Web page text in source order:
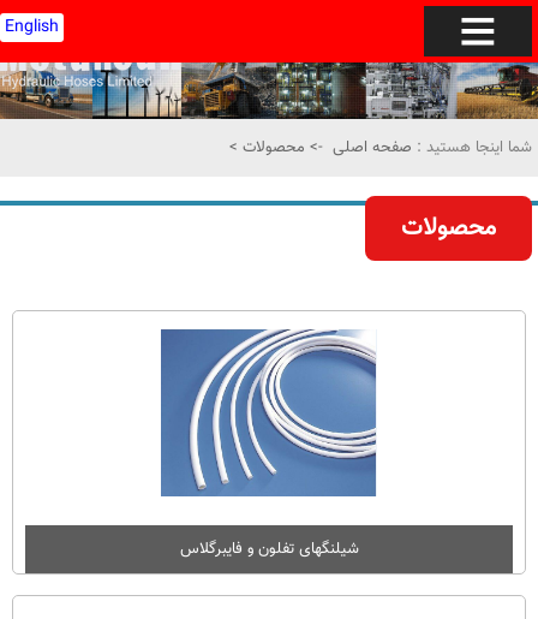
English
شما اینجا هستید : صفحه اصلی -> محصولات >
محصولات
شیلنگهای تفلون و فایبرگلاس